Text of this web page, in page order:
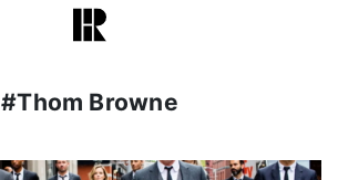
#Thom Browne